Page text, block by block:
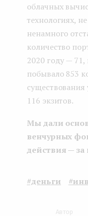
облачных
технологиях,
ненамного
количество
2020 году — 71,
побывало 853
116 экзитов.
Мы дали
венчурных
действия —
#деньги